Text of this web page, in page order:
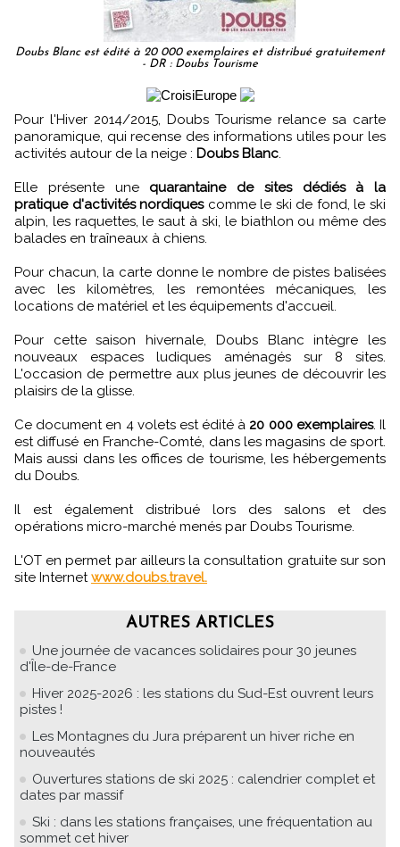
Doubs Blanc est édité à 20 000 exemplaires et distribué gratuitement
- DR : Doubs Tourisme
Pour l'Hiver 2014/2015, Doubs Tourisme relance sa carte
panoramique, qui recense des informations utiles pour les
activités autour de la neige : Doubs Blanc
Elle présente une quarantaine de sites dédiés à la
pratique d'activités nordiquescomme le ski de fond, le ski
alpin, les raquettes, le saut à ski, le biathlon ou même des
balades en traîneaux à chiens.
Pour chacun, la carte donne le nombre de pistes balisées
avec les kilomètres, les remontées mécaniques, les
locations de matériel et les équipements d'accueil.
Pour cette saison hivernale, Doubs Blanc intègre les
nouveaux espaces ludiques aménagés sur 8 sites.
L'occasion de permettre aux plus jeunes de découvrir les
plaisirs de la glisse.
Ce document en 4 volets est édité à 20 000 exemplaires. Il
est diffusé en Franche-Comté, dans les magasins de sport.
Mais aussi dans les offices de tourisme, les hébergements
du Doubs.
Il est également distribué lors des salons et des
opérations micro-marché menés par Doubs Tourisme.
L'OT en permet par ailleurs la consultation gratuite sur son
site Internet www.doubs.travel.
AUTRES ARTICLES
Une journée de vacances solidaires pour 30 jeunes
d'Île-de-France
Hiver 2025-2026 : les stations du Sud-Est ouvrent leurs
pistes !
Les Montagnes du Jura préparent un hiver riche en
nouveautés
Ouvertures stations de ski 2025 : calendrier complet et
dates par massif
Ski : dans les stations françaises, une fréquentation au
sommet cet hiver